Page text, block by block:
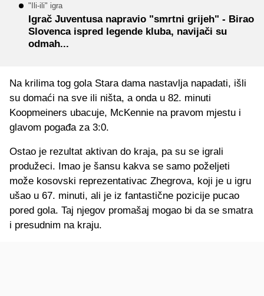
"Ili-ili" igra
Igrač Juventusa napravio "smrtni grijeh" - Birao
Slovenca ispred legende kluba, navijači su
odmah...
Na krilima tog gola Stara dama nastavlja napadati, išli
su domaći na sve ili ništa, a onda u 82. minuti
Koopmeiners ubacuje, McKennie na pravom mjestu i
glavom pogađa za 3:0.
Ostao je rezultat aktivan do kraja, pa su se igrali
produžeci. Imao je šansu kakva se samo poželjeti
može kosovski reprezentativac Zhegrova, koji je u igru
ušao u 67. minuti, ali je iz fantastične pozicije pucao
pored gola. Taj njegov promašaj mogao bi da se smatra
i presudnim na kraju.